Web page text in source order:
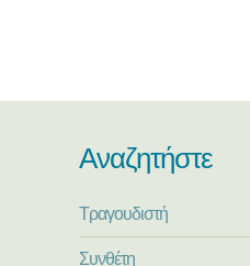
Αναζητήστε
Τραγουδιστή
Συνθέτη